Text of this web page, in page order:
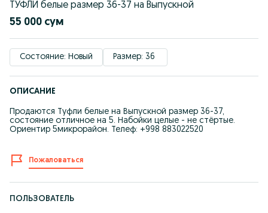
ТУФЛИ белые размер 36-37 на Выпускной
55 000 сум
Состояние: Новый Размер: 36
ОПИСАНИЕ
Продаются Туфли белые на Выпускной размер 36-37,
состояние отличное на 5. Набойки целые - не стёртые.
Ориентир 5микрорайон. Телеф: +998 883022520
Пожаловаться
ПОЛЬЗОВАТЕЛЬ